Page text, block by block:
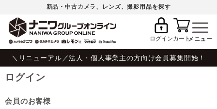
新品・中古カメラ、レンズ、撮影用品を探す
ログインカート
＼リニューアル／法人・個人事業主の方向け会員募集開始！
ログイン
会員のお客様